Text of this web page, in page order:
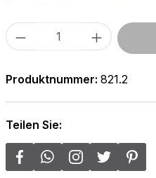
Produkt Anzahl:
Produktnummer: 821.2
Teilen Sie: